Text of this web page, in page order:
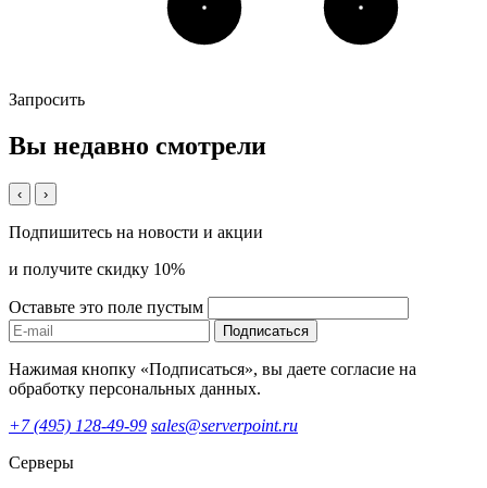
Запросить
Вы недавно смотрели
‹ ›
Подпишитесь на новости и акции
и получите скидку 10%
Оставьте это поле пустым
Подписаться
Нажимая кнопку «Подписаться», вы даете согласие на
обработку персональных данных.
+7 (495) 128-49-99 sales@serverpoint.ru
Серверы